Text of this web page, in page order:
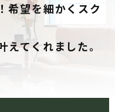
希望を細かくスク
えてくれました。